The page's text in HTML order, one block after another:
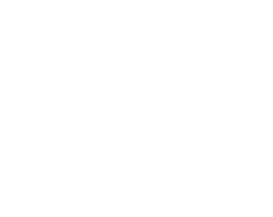
cushion, table
Möbelverleih,
Freiburg Zürich,
von Möbeln
Crans Montana,
Ausserrhoden
von Möbeln St.
Schwyz,
Möbelverlei,
Ausstellung,
Kissen,